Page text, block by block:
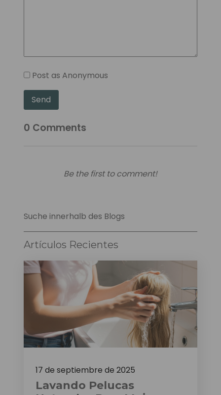
Post as Anonymous
Send
0 Comments
Be the first to comment!
Suche innerhalb des Blogs
Artículos Recientes
17 de septiembre de 2025
Lavando Pelucas